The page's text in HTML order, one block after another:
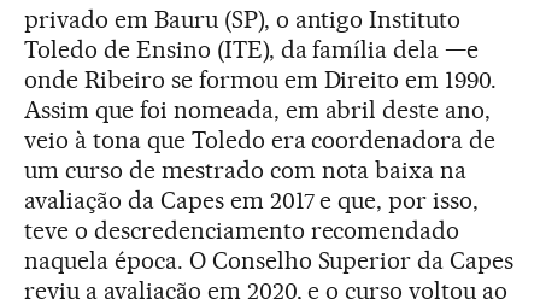
privado em Bauru (SP), o antigo Instituto
Toledo de Ensino (ITE), da família dela —e
onde Ribeiro se formou em Direito em 1990.
Assim que foi nomeada, em abril deste ano,
veio à tona que Toledo era coordenadora de
um curso de mestrado com nota baixa na
avaliação da Capes em 2017 e que, por isso,
teve o descredenciamento recomendado
naquela época. O Conselho Superior da Capes
reviu a avaliação em 2020, e o curso voltou ao